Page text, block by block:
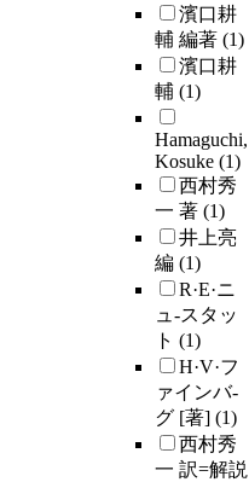
濱口耕
輔 編著 (1)
濱口耕
輔 (1)
Hamaguchi,
Kosuke (1)
西村秀
一 著 (1)
井上亮
編 (1)
R·E·ニ
ュ-スタッ
ト (1)
H·V·フ
ァインバ-
グ [著] (1)
西村秀
一 訳=解説